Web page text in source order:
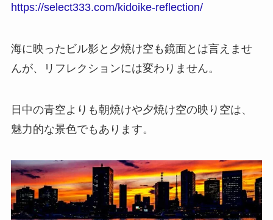
https://select333.com/kidoike-reflection/
海に映ったビル影と夕焼け空も鏡面とは言えませ
んが、リフレクションには変わりません。
日中の青空よりも朝焼けや夕焼け空の映り空は、
魅力的な景色でもあります。